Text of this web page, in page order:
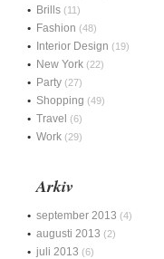
Brills (11)
Fashion (48)
Interior Design (19)
New York (22)
Party (27)
Shopping (49)
Travel (6)
Work (29)
Arkiv
september 2013 (4)
augusti 2013 (2)
juli 2013 (6)